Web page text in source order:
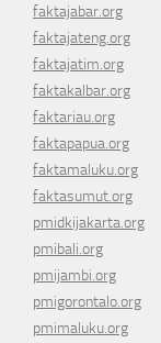
faktajabar.org
faktajateng.org
faktajatim.org
faktakalbar.org
faktariau.org
faktapapua.org
faktamaluku.org
faktasumut.org
pmidkijakarta.org
pmibali.org
pmijambi.org
pmigorontalo.org
pmimaluku.org